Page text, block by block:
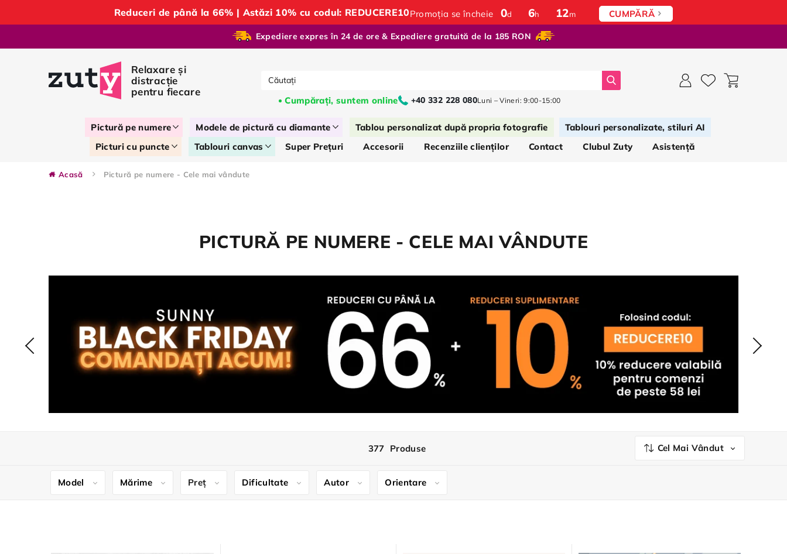
Reduceri de până la 66% | Astăzi 10% cu codul: REDUCERE10Promoția se încheie 0d 6h 12m CUMPĂRĂ
Expediere expres în 24 de ore & Expediere gratuită de la 185 RON
Căutați
Cumpărați, suntem online +40 332 228 080Luni – Vineri: 9:00-15:00
Pictură pe numere Modele de pictură cu diamante Tablou personalizat după propria fotografie
Tablouri personalizate, stiluri AI
Picturi cu puncte
Tablouri canvas Super Prețuri Accesorii Recenziile clienților Contact Clubul Zuty Asistență
Acasă Pictură pe numere - Cele mai vândute
PICTURĂ PE NUMERE - CELE MAI VÂNDUTE
377 Produse Cel Mai Vândut
Model Mărime Preț Dificultate Autor Orientare